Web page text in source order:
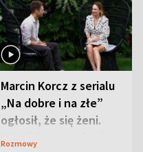
Marcin Korcz z serialu
„Na dobre i na złe”
ogłosił, że się żeni.
Rozmowy